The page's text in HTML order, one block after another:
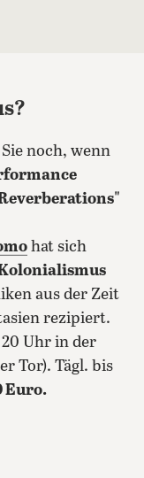
noch, wenn
hat sich
aus der Zeit
rezipiert.
Uhr in der
Tor). Tägl. bis
Euro.
teilenteilen